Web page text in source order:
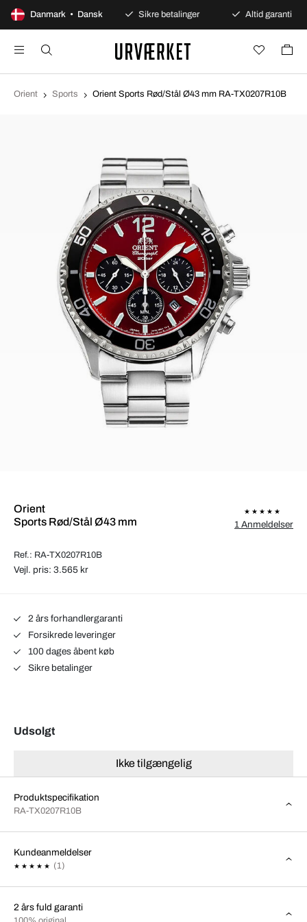
Danmark • Dansk
100 dages åbent køb Sikre betalinger Altid garanti
Orient Sports Orient Sports Rød/Stål Ø43 mm RA-TX0207R10B
Orient
Sports Rød/Stål Ø43 mm
Ref.: RA-TX0207R10B
1 Anmeldelser
Vejl. pris: 3.565 kr
2 års forhandlergaranti
Forsikrede leveringer
100 dages åbent køb
Sikre betalinger
Udsolgt
Ikke tilgængelig
Produktspecifikation
RA-TX0207R10B
Kundeanmeldelser
(1)
2 års fuld garanti